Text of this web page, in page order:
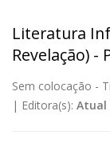
Literatura
Revelação)
Sem colocação -
| Editora(s): Atual